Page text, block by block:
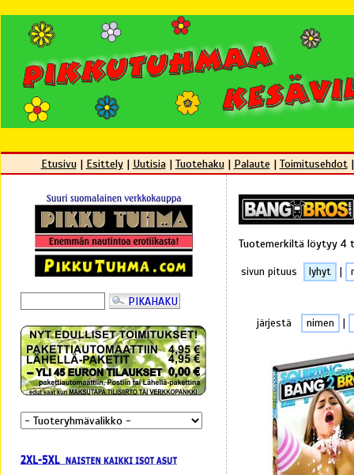
Etusivu| Esittely| Uutisia| Tuotehaku| Palaute | Toimitusehdot
Tuotemerkiltä löytyy 4
sivun pituus lyhyt
järjestä nimen